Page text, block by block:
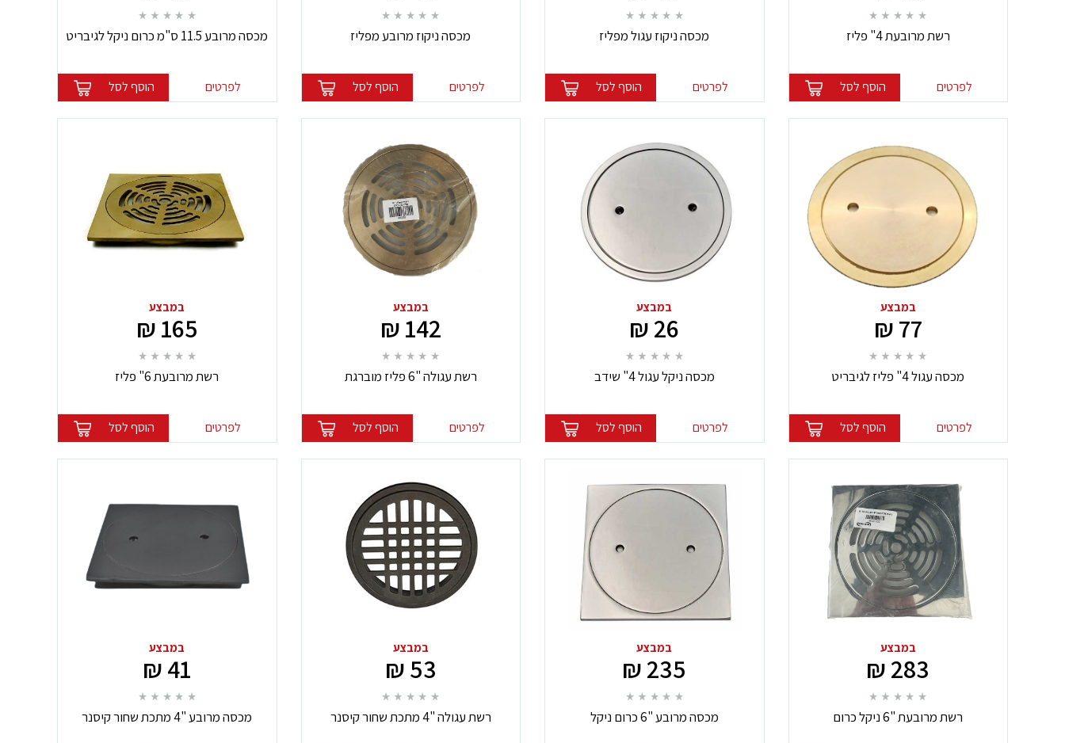
רשת מרובעת 4" פליז
לפרטים הוסף לסל
מכסה ניקוז עגול מפליז
לפרטים הוסף לסל
מכסה ניקוז מרובע מפליז
לפרטים הוסף לסל
מכסה מרובע 11.5 ס"מ כרום ניקל לגיבריט
לפרטים הוסף לסל
במבצע
77 ₪
מכסה עגול 4" פליז לגיבריט
לפרטים הוסף לסל
במבצע
26 ₪
מכסה ניקל עגול 4" שידב
לפרטים הוסף לסל
במבצע
142 ₪
רשת עגולה "6 פליז מוברגת
לפרטים הוסף לסל
במבצע
165 ₪
רשת מרובעת 6" פליז
לפרטים הוסף לסל
במבצע
283 ₪
רשת מרובעת "6 ניקל כרום
במבצע
235 ₪
מכסה מרובע "6 כרום ניקל
במבצע
53 ₪
רשת עגולה "4 מתכת שחור קיסנר
במבצע
41 ₪
מכסה מרובע "4 מתכת שחור קיסנר